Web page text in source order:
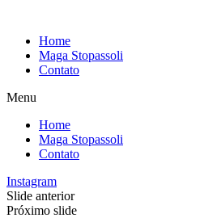
conteúdo
Home
Maga Stopassoli
Contato
Menu
Home
Maga Stopassoli
Contato
Instagram
Slide anterior
Próximo slide